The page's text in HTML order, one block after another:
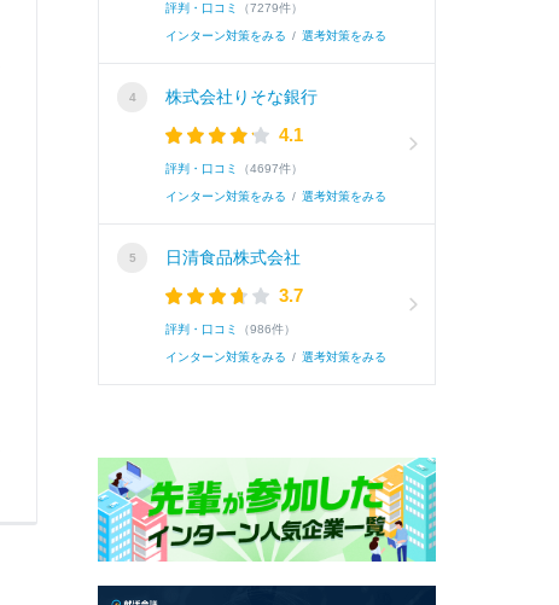
A.
情報系の知識を体系的に、プログラミング、デ
を使用した実習まで...
続きを読む(全121文字)
評判・口コミ （7279件）
インターン対策をみる / 選考対策をみる
株式会社りそな銀行
4.1
評判・口コミ （4697件）
インターン対策をみる / 選考対策をみる
日清食品株式会社
3.7
評判・口コミ （986件）
インターン対策をみる / 選考対策をみる